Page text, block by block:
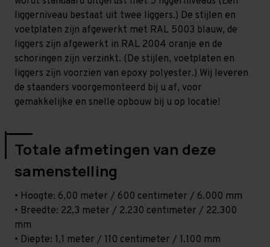
T100 T100
liggerniveau bestaat uit twee liggers.) De stijlen en
voetplaten zijn afgewerkt met RAL 5003 blauw, de
liggers zijn afgewerkt in RAL 2004 oranje en de
schoringen zijn verzinkt. (De stijlen, voetplaten en
liggers zijn voorzien van epoxy polyester.) Wij leveren
de staanders voorgemonteerd bij u af, voor
gemakkelijke en snelle opbouw bij u op locatie!
Totale afmetingen van deze
samenstelling
• Hoogte: 6,00 meter / 600 centimeter / 6.000 mm
• Breedte: 22,3 meter / 2.230 centimeter / 22.300
mm
• Diepte: 1,1 meter / 110 centimeter / 1.100 mm